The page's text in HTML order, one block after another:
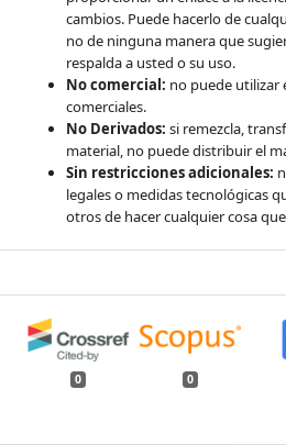
cambios. Puede hacerlo de
no de ninguna manera que
respalda a usted o su uso.
No comercial: no puede utilizar
comerciales.
No Derivados: si remezcla,
material, no puede distribuir el
Sin restricciones adicionales:
legales o medidas tecnológicas
otros de hacer cualquier cosa
0 0